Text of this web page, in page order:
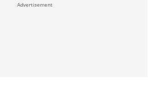
Advertisement